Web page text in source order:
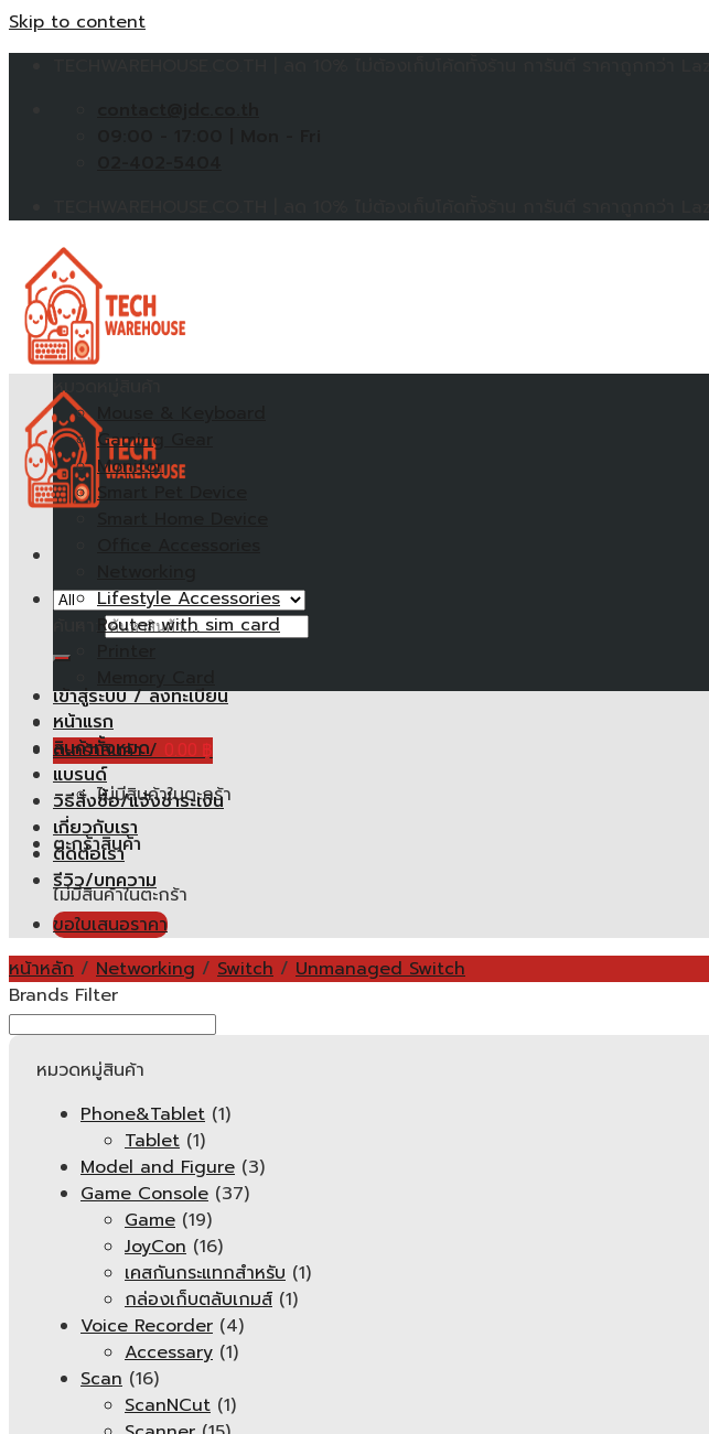
Skip to content
เข้าสู่ระบบ / ลงทะเบียน
ตะกร้าสินค้า /0.00 ฿
ไม่มีสินค้าในตะกร้า
ตะกร้าสินค้า
ไม่มีสินค้าในตะกร้า
หมวดหมู่สินค้า
Gaming Gear
Monitor
Smart Pet Device
Lifestyle Accessories
Router with sim card
หน้าแรก
สินค้าทั้งหมด
แบรนด์
วิธีสั่งซื้อ/แจ้งชำระเงิน
เกี่ยวกับเรา
ติดต่อเรา
รีวิว/บทความ
ขอใบเสนอราคา
หน้าหลัก / Networking / Switch / Unmanaged Switch
Brands Filter
หมวดหมู่สินค้า
Phone&Tablet (1)
Tablet (1)
Model and Figure (3)
Game Console (37)
Game (19)
JoyCon (16)
เคสกันกระแทกสำหรับ (1)
กล่องเก็บตลับเกมส์ (1)
Voice Recorder (4)
Accessary (1)
Scan (16)
ScanNCut (1)